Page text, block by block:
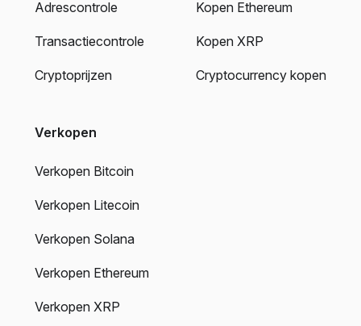
Adrescontrole
Transactiecontrole
Cryptoprijzen
Kopen Ethereum
Kopen XRP
Cryptocurrency kopen
Verkopen
Verkopen Bitcoin
Verkopen Litecoin
Verkopen Solana
Verkopen Ethereum
Verkopen XRP